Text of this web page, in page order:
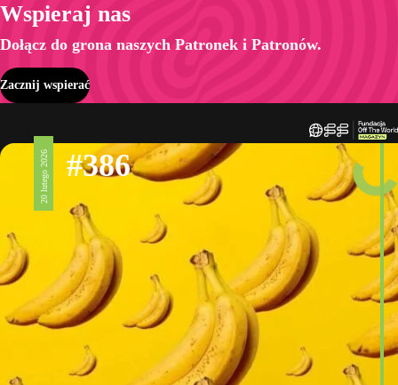
Wspieraj nas
Dołącz do grona naszych Patronek i Patronów.
Zacznij wspierać
20 lutego 2026 #386